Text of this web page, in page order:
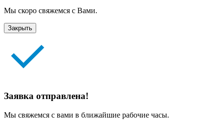
Мы скоро свяжемся с Вами.
Закрыть
Заявка отправлена!
Мы свяжемся с вами в ближайшие рабочие часы.